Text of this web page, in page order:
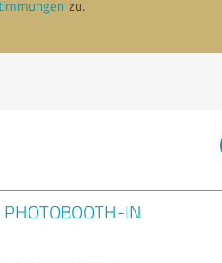
zu.
PHOTOBOOTH-IN